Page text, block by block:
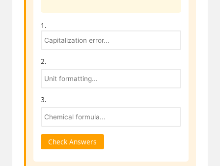
1.
2.
3.
Check Answers